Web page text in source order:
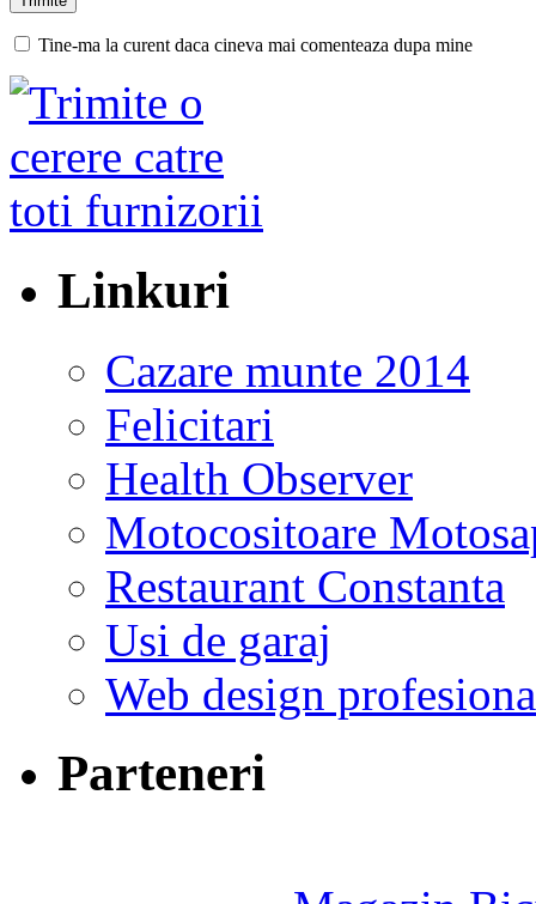
Tine-ma la curent daca cineva mai comenteaza dupa mine
Linkuri
Cazare munte 2014
Felicitari
Health Observer
Motocositoare
Restaurant Constanta
Usi de garaj
Web design
Parteneri